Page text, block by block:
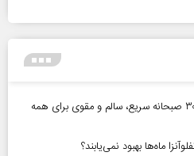
صبحانه چی درست کنم؟ معرفی ۳۰ صبحانه سریع، سالم و مقوی برای همه
ماه‌ها بهبود نمی‌یابند؟